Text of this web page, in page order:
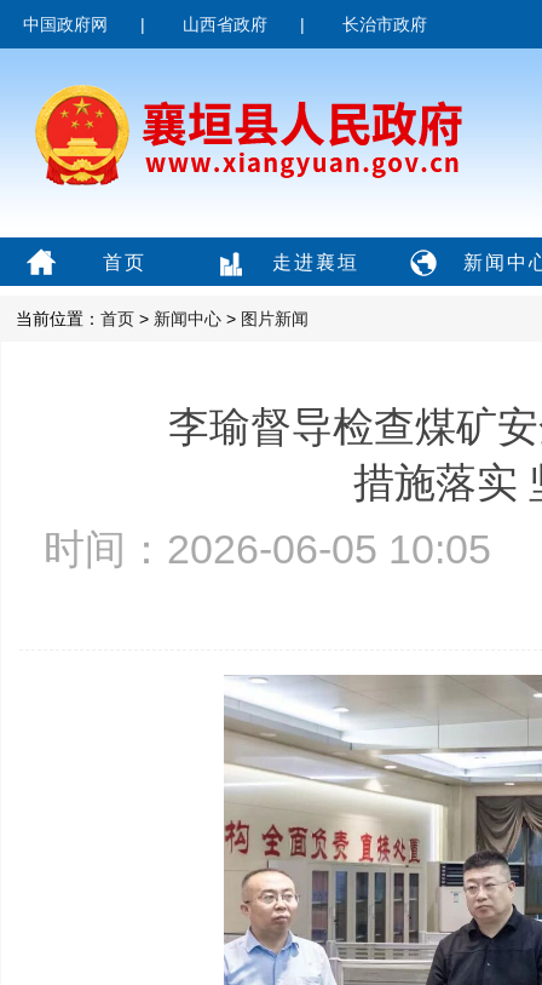
中国政府网 | 山西省政府 | 长治市政府
首页 走进襄垣 新闻中
当前位置： 首页 > 新闻中心 > 图片新闻
李瑜督导检查煤矿
措施落实
时间：2026-06-05